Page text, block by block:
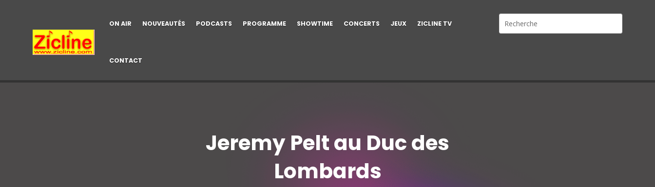
ON AIR NOUVEAUTÉS PODCASTS PROGRAMME SHOWTIME CONCERTS JEUX ZICLINE TV
CONTACT
Jeremy Pelt au Duc des
Lombards